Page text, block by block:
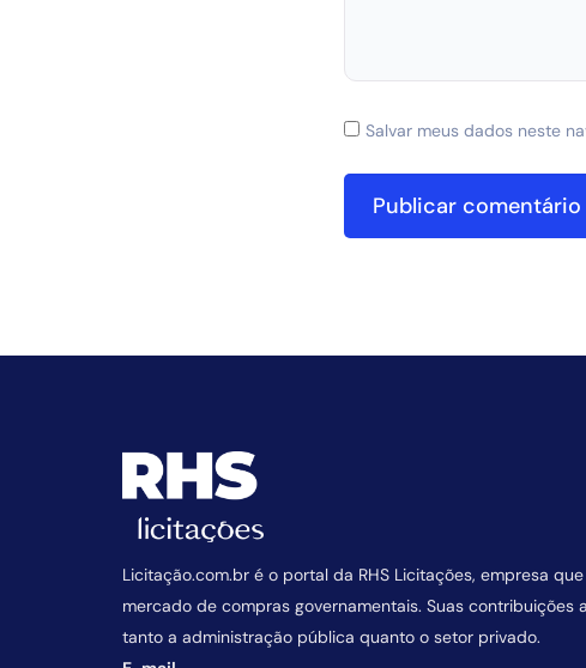
Salvar meus dados neste
Licitação.com.br é o portal da RHS Licitações, empresa
mercado de compras governamentais. Suas contribuições
tanto a administração pública quanto o setor privado.